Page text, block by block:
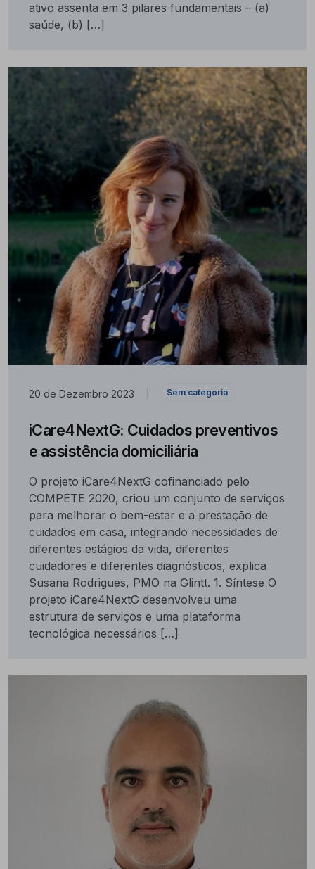
ativo assenta em 3 pilares fundamentais – (a)
saúde, (b) […]
20 de Dezembro 2023 Sem categoria
iCare4NextG: Cuidados preventivos
e assistência domiciliária
O projeto iCare4NextG cofinanciado pelo
COMPETE 2020, criou um conjunto de serviços
para melhorar o bem-estar e a prestação de
cuidados em casa, integrando necessidades de
diferentes estágios da vida, diferentes
cuidadores e diferentes diagnósticos, explica
Susana Rodrigues, PMO na Glintt. 1. Síntese O
projeto iCare4NextG desenvolveu uma
estrutura de serviços e uma plataforma
tecnológica necessários […]